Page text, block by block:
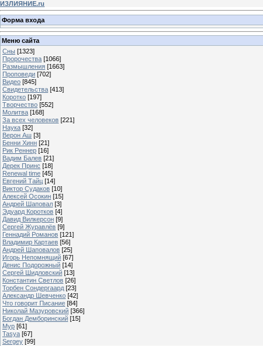
ИЗЛИЯНИЕ.ru
Форма входа
Меню сайта
Сны [1323]
Пророчества [1066]
Размышления [1663]
Проповеди [702]
Видео [845]
Свидетельства [413]
Коротко [197]
Творчество [552]
Молитва [168]
За всех человеков [221]
Наука [32]
Верон Аш [3]
Бенни Хинн [21]
Рик Реннер [16]
Вадим Балев [21]
Дерек Принс [18]
Renewal time [45]
Евгений Тайц [14]
Виктор Судаков [10]
Алексей Осокин [15]
Андрей Шаповал [3]
Эдуард Коротков [4]
Давид Вилкерсон [9]
Сергей Журавлёв [9]
Геннадий Романов [121]
Владимир Картаев [56]
Андрей Шаповалов [25]
Игорь Непомнящий [67]
Денис Подорожный [14]
Сергей Шидловский [13]
Константин Светлов [26]
Торбен Сондергаард [23]
Александр Шевченко [42]
Что говорит Писание [84]
Николай Мазуровский [366]
Богдан Демборинский [15]
Мур [61]
Tasya [67]
Sergey [99]